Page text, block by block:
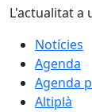
L'actualitat a
Notícies
Agenda
Agenda
Altiplà